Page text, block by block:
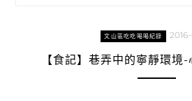
文山區吃吃喝喝紀錄
【食記】巷弄中的寧靜環境